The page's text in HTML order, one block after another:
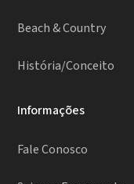
Beach & Country
História/Conceito
Informações
Fale Conosco